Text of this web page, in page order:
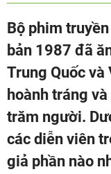
Bộ phim
bản 1987 đã
Trung Quốc
hoành tráng
trăm người.
các diễn viên
giả phần nào